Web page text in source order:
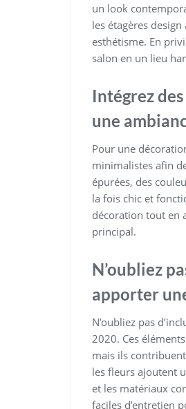
un look
les étagères
esthétisme. En
salon en un lieu
Intégrez
une
Pour une
minimalistes afin
épurées, des
la fois chic et
décoration tout en
principal.
N’oubliez
apporter
N’oubliez pas
2020. Ces
mais ils
les fleurs ajoutent
et les matériaux
faciles d’entretien